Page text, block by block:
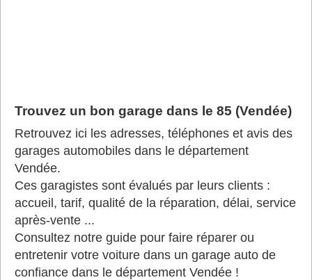
Trouvez un bon garage dans le 85 (Vendée)
Retrouvez ici les adresses, téléphones et avis des
garages automobiles dans le département
Vendée.
Ces garagistes sont évalués par leurs clients :
accueil, tarif, qualité de la réparation, délai, service
après-vente ...
Consultez notre guide pour faire réparer ou
entretenir votre voiture dans un garage auto de
confiance dans le département Vendée !